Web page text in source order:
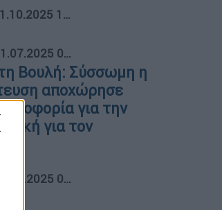
17:15
01:21
Βουλή: Σύσσωμη η
αποχώρησε
για την
για τον
31.07.2025 01:21